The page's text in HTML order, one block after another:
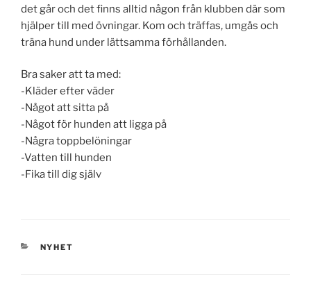
det går och det finns alltid någon från klubben där som
hjälper till med övningar. Kom och träffas, umgås och
träna hund under lättsamma förhållanden.
Bra saker att ta med:
-Kläder efter väder
-Något att sitta på
-Något för hunden att ligga på
-Några toppbelöningar
-Vatten till hunden
-Fika till dig själv
KATEGORIER
NYHET